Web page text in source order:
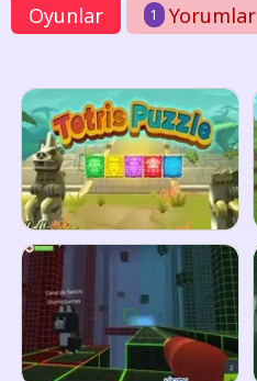
Oyunlar 1 Yorumlar